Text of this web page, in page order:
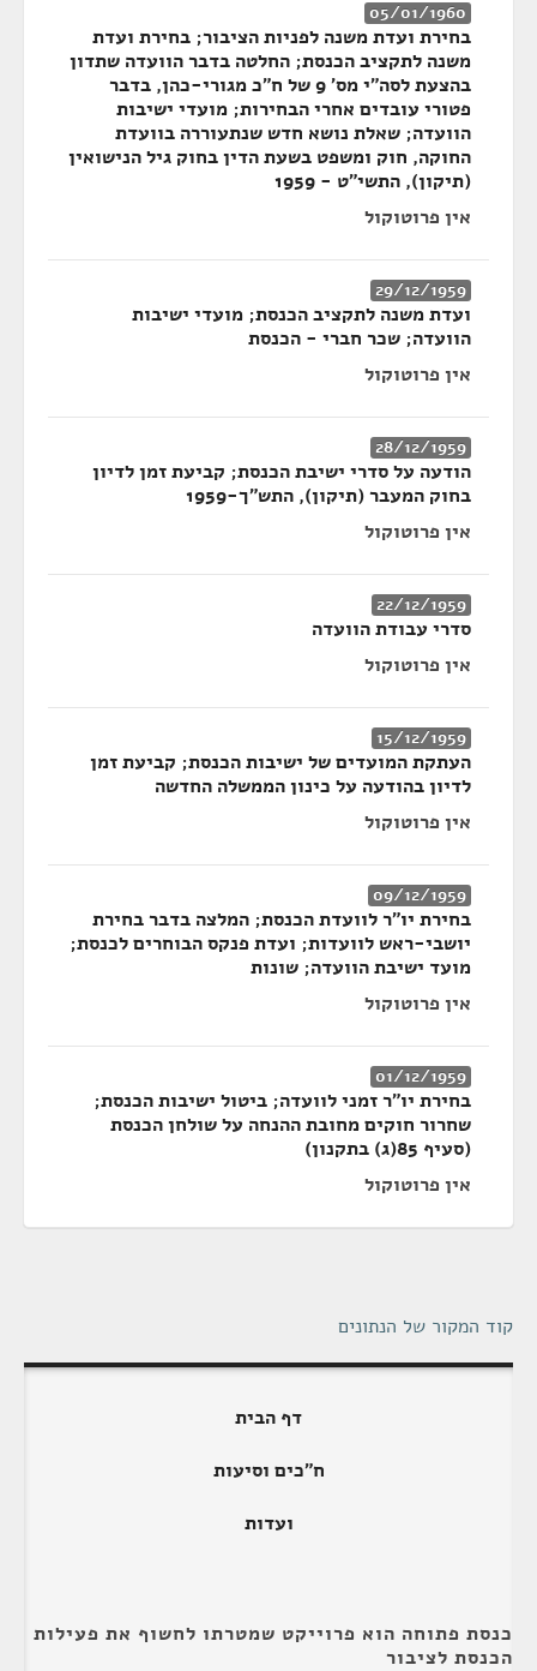
05/01/1960
בחירת ועדת משנה לפניות הציבור; בחירת ועדת
משנה לתקציב הכנסת; החלטה בדבר הוועדה שתדון
בהצעת לסה"י מס' 9 של ח"כ מגורי-כהן, בדבר
פטורי עובדים אחרי הבחירות; מועדי ישיבות
הוועדה; שאלת נושא חדש שנתעוררה בוועדת
החוקה, חוק ומשפט בשעת הדין בחוק גיל הנישואין
(תיקון), התשי"ט - 1959
אין פרוטוקול
29/12/1959
ועדת משנה לתקציב הכנסת; מועדי ישיבות
הוועדה; שכר חברי - הכנסת
אין פרוטוקול
28/12/1959
הודעה על סדרי ישיבת הכנסת; קביעת זמן לדיון
בחוק המעבר (תיקון), התש"ך-1959
אין פרוטוקול
22/12/1959
סדרי עבודת הוועדה
אין פרוטוקול
15/12/1959
העתקת המועדים של ישיבות הכנסת; קביעת זמן
לדיון בהודעה על כינון הממשלה החדשה
אין פרוטוקול
09/12/1959
בחירת יו"ר לוועדת הכנסת; המלצה בדבר בחירת
יושבי-ראש לוועדות; ועדת פנקס הבוחרים לכנסת;
מועד ישיבת הוועדה; שונות
אין פרוטוקול
01/12/1959
בחירת יו"ר זמני לוועדה; ביטול ישיבות הכנסת;
שחרור חוקים מחובת ההנחה על שולחן הכנסת
(סעיף 85(ג) בתקנון)
אין פרוטוקול
קוד המקור של הנתונים
דף הבית
ח"כים וסיעות
ועדות
כנסת פתוחה הוא פרוייקט שמטרתו לחשוף את פעילות
הכנסת לציבור